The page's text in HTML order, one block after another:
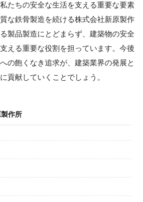
たちの安全な生活を支える重要な要素
な鉄骨製造を続ける株式会社新原製作
製品製造にとどまらず、建築物の安全
える重要な役割を担っています。今後
の飽くなき追求が、建築業界の発展と
貢献していくことでしょう。
作所